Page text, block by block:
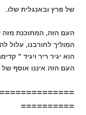
של פרץ ובאנגלית שלו.
העם הזה, המתוכנת מזה
המוליך לחורבנו, עלול
הוא יגיר ריר ויגיד "
העם הזה איננו אוסף
==========